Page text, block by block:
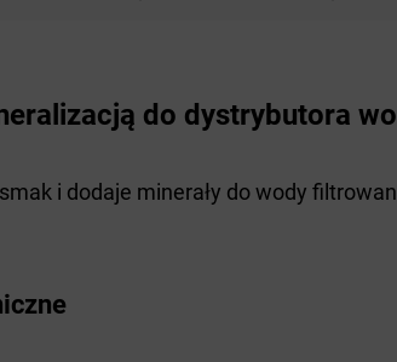
do dystrybutora
i dodaje minerały do wody